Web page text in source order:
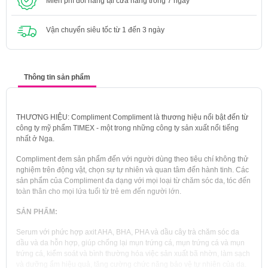
Vận chuyển siêu tốc từ 1 đến 3 ngày
Thông tin sản phẩm
THƯƠNG HIỆU: Compliment Compliment là thương hiệu nổi bật đến từ
công ty mỹ phẩm TIMEX - một trong những công ty sản xuất nổi tiếng
nhất ở Nga.
Compliment đem sản phẩm đến với người dùng theo tiêu chí không thử
nghiệm trên động vật, chọn sự tự nhiên và quan tâm đến hành tinh. Các
sản phẩm của Compliment đa dạng với mọi loại từ chăm sóc da, tóc đến
toàn thân cho mọi lứa tuổi từ trẻ em đến người lớn.
SẢN PHẨM:
Serum với phức hợp axit AHA, BHA, PHA và dầu cây trà chăm sóc da
dầu và da hỗn hợp, giúp chống lại mụn trứng cá, mụn trứng cá và mụn
trứng cá, kiểm soát và bình thường hóa việc sản xuất bã nhờn, làm sạch